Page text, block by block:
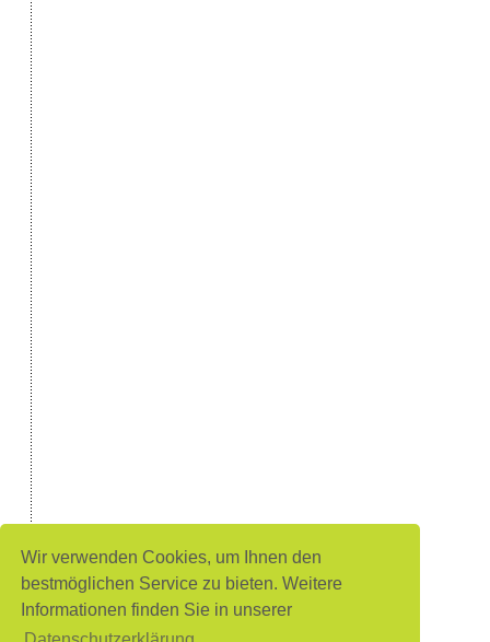
Wir verwenden Cookies, um Ihnen den
bestmöglichen Service zu bieten. Weitere
Informationen finden Sie in unserer